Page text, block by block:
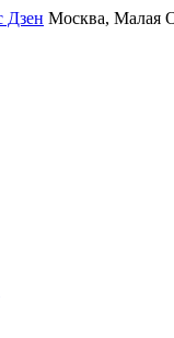
Москва, Малая